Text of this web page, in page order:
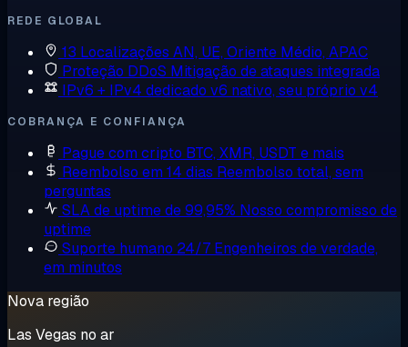
REDE GLOBAL
13 Localizações AN, UE, Oriente Médio, APAC
Proteção DDoS Mitigação de ataques integrada
IPv6 + IPv4 dedicado v6 nativo, seu próprio v4
COBRANÇA E CONFIANÇA
Pague com cripto BTC, XMR, USDT e mais
Reembolso em 14 dias Reembolso total, sem
perguntas
SLA de uptime de 99,95% Nosso compromisso de
uptime
Suporte humano 24/7 Engenheiros de verdade,
em minutos
Nova região
Las Vegas no ar